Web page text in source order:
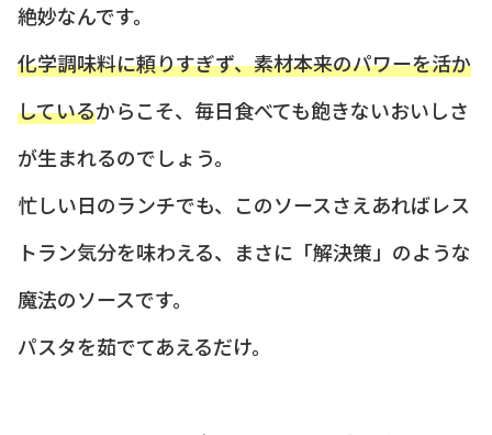
絶妙なんです。
化学調味料に頼りすぎず、素材本来のパワーを活か
しているからこそ、毎日食べても飽きないおいしさ
が生まれるのでしょう。
忙しい日のランチでも、このソースさえあればレス
トラン気分を味わえる、まさに「解決策」のような
魔法のソースです。
パスタを茹でてあえるだけ。